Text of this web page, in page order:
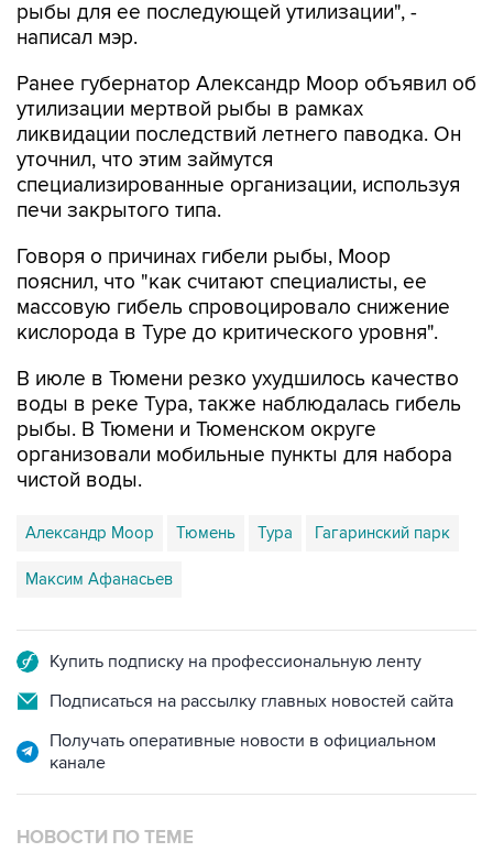
рыбы для ее последующей утилизации", -
написал мэр.
Ранее губернатор Александр Моор объявил об
утилизации мертвой рыбы в рамках
ликвидации последствий летнего паводка. Он
уточнил, что этим займутся
специализированные организации, используя
печи закрытого типа.
Говоря о причинах гибели рыбы, Моор
пояснил, что "как считают специалисты, ее
массовую гибель спровоцировало снижение
кислорода в Туре до критического уровня".
В июле в Тюмени резко ухудшилось качество
воды в реке Тура, также наблюдалась гибель
рыбы. В Тюмени и Тюменском округе
организовали мобильные пункты для набора
чистой воды.
Александр Моор Тюмень Тура Гагаринский парк
Максим Афанасьев
Купить подписку на профессиональную ленту
Подписаться на рассылку главных новостей сайта
Получать оперативные новости в официальном
канале
НОВОСТИ ПО ТЕМЕ